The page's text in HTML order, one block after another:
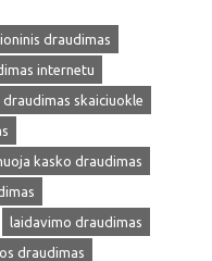
draudimas
internetu
draudimas skaiciuokle
kasko draudimas
laidavimo draudimas
draudimas